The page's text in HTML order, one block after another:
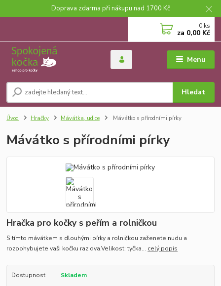
Doprava zdarma při nákupu nad 1700 Kč
Menu
Hledat
0 ks
za 0,00 Kč
Úvod Hračky Mávátka, udice Mávátko s přírodními pírky
Mávátko s přírodními pírky
Hračka pro kočky s peřím a rolničkou
S tímto mávátkem s dlouhými pírky a rolničkou zaženete nudu a
rozpohybujete vaši kočku raz dva.Velikost: tyčka... celý popis
Dostupnost Skladem